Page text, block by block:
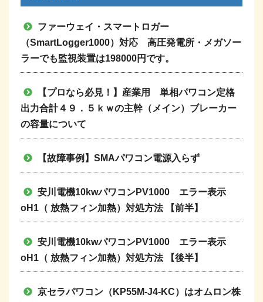
ファーウェイ・スマートロガー
（SmartLogger1000）対応 高圧発電所・メガソー
ラーでも監視装置は198000円です。
【プロなら必見！】産業用 単相パワコン定格
出力合計４９．５ｋｗの主幹（メイン）ブレーカー
の容量について
【故障事例】SMAパワコン電源入らず
安川電機10kwパワコンPV1000 エラー表示
oH1（ 放熱フィン加熱）対処方法 【前半】
安川電機10kwパワコンPV1000 エラー表示
oH1（ 放熱フィン加熱）対処方法 【後半】
京セラパワコン（KP55M-J4-KC）はオムロン株